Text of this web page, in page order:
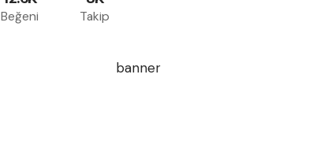
Beğeni Takip